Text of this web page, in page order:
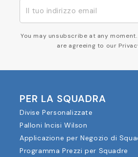
You may unsubscribe at any
are agreeing to our
PER LA SQUADRA
Divise Personalizzate
Palloni Incisi Wilson
Applicazione per Negozio di
Programma Prezzi per Squadre